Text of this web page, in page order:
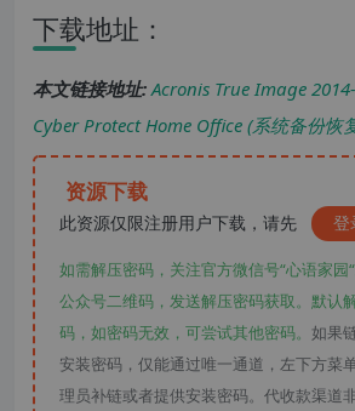
下载地址：
本文链接地址: Acronis True Image
Cyber Protect Home Office (系统备份恢
资源下载
此资源仅限注册用户下载，请先 登
如需解压密码，关注官方微信号“心语家园
公众号二维码，发送解压密码获取。默认
码，如密码无效，可尝试其他密码。 如果
安装密码，仅能通过唯一通道，左下方菜
理员补链或者提供安装密码。代收款渠道